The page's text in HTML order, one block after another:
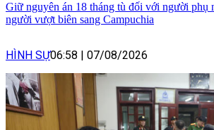
Giữ nguyên án 18 tháng tù đối với người phụ
người vượt biên sang Campuchia
HÌNH SỰ06:58 07/08/2026